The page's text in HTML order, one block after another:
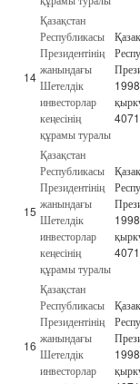
14
Қазақстан
Республикасы
Президентінің
жанындағы
Шетелдік
инвесторлар
кеңесінің
құрамы туралы
15
Қазақстан
Республикасы
Президентінің
жанындағы
Шетелдік
инвесторлар
кеңесінің
құрамы туралы
16
Қазақстан
Республикасы
Президентінің
жанындағы
Шетелдік
инвесторлар